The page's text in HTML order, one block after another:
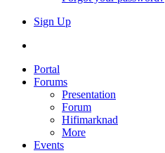
Sign Up
Portal
Forums
Presentation
Forum
Hifimarknad
More
Events